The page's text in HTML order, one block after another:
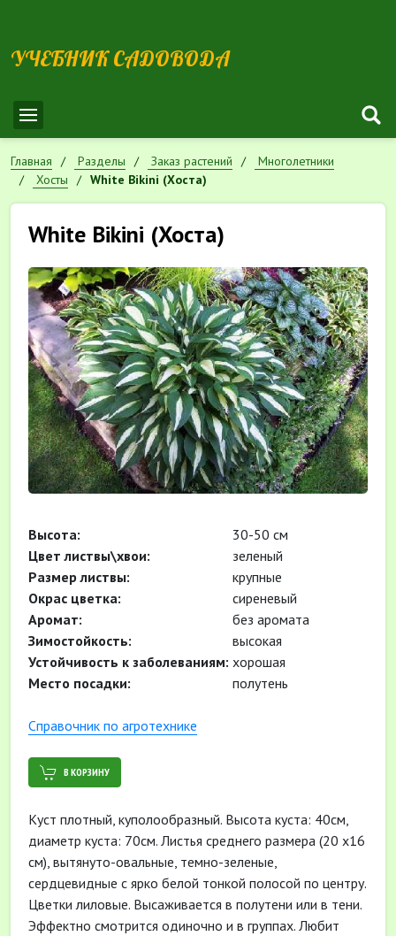
УЧЕБНИК САДОВОДА
Главная Разделы Заказ растений
Многолетники
Хосты
White Bikini (Хоста)
White Bikini (Хоста)
Высота:
30-50 см
Цвет листвы\хвои:
зеленый
Размер листвы:
крупные
Окрас цветка:
сиреневый
Аромат:
без аромата
Зимостойкость:
высокая
Устойчивость к заболеваниям: хорошая
Место посадки:
полутень
Cправочник по агротехнике
В КОРЗИНУ
Куст плотный, куполообразный. Высота куста: 40см,
диаметр куста: 70см. Листья среднего размера (20 x16
см), вытянуто-овальные, темно-зеленые,
сердцевидные с ярко белой тонкой полосой по центру.
Цветки лиловые. Высаживается в полутени или в тени.
Эффектно смотрится одиночно и в группах. Любит